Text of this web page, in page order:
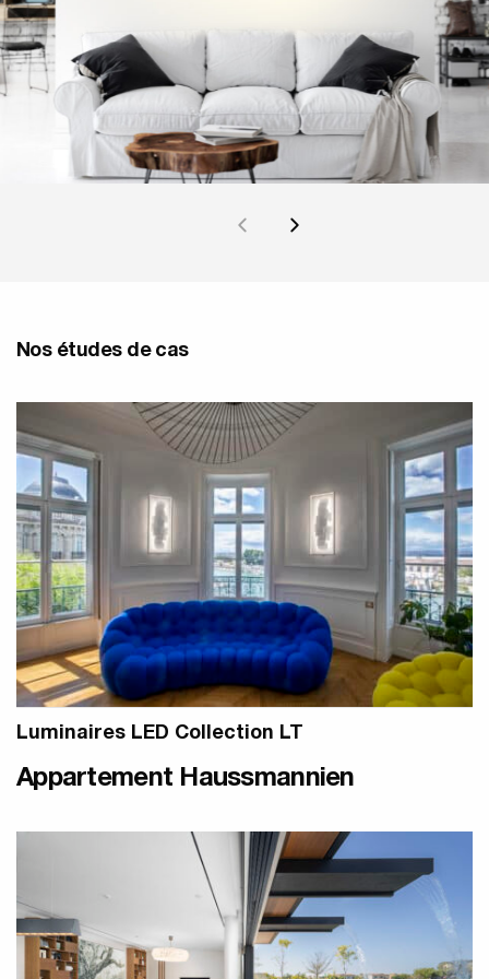
Nos études de cas
Luminaires LED Collection LT
Appartement Haussmannien